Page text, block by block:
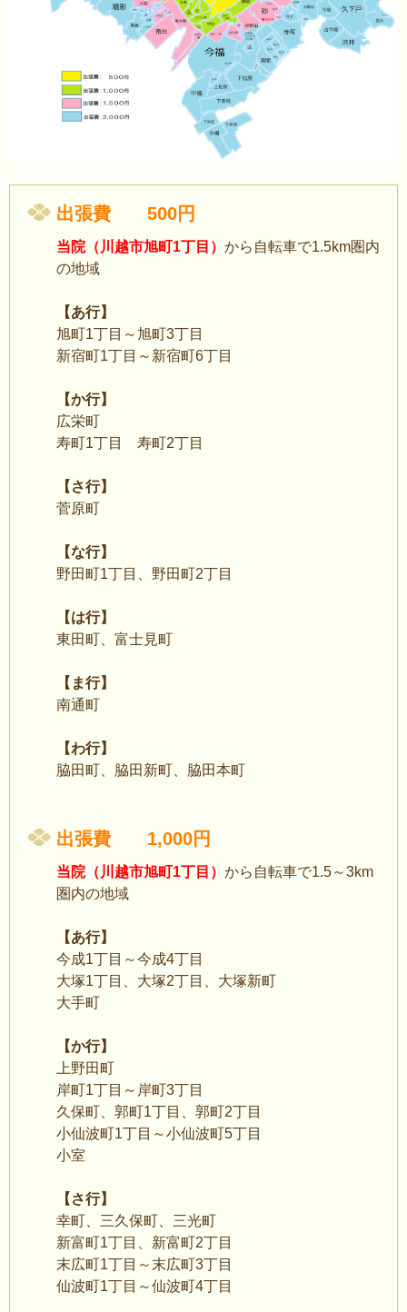
出張費 500円
当院（川越市旭町1丁目） から自転車で1.5km圏内
の地域
【あ行】
旭町1丁目～旭町3丁目
新宿町1丁目～新宿町6丁目
【か行】
広栄町
寿町1丁目 寿町2丁目
【さ行】
菅原町
【な行】
野田町1丁目、野田町2丁目
【は行】
東田町、富士見町
【ま行】
南通町
【わ行】
脇田町、脇田新町、脇田本町
出張費 1,000円
当院（川越市旭町1丁目） から自転車で1.5～3km
圏内の地域
【あ行】
今成1丁目～今成4丁目
大塚1丁目、大塚2丁目、大塚新町
大手町
【か行】
上野田町
岸町1丁目～岸町3丁目
久保町、郭町1丁目、郭町2丁目
小仙波町1丁目～小仙波町5丁目
小室
【さ行】
幸町、三久保町、三光町
新富町1丁目、新富町2丁目
末広町1丁目～末広町3丁目
仙波町1丁目～仙波町4丁目